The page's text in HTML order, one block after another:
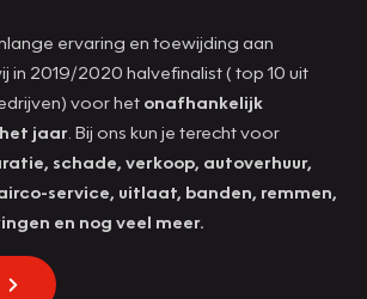
ervaring en toewijding aan
in 2019/2020 halvefinalist ( top 10 uit
voor het onafhankelijk
jaar . Bij ons kun je terecht voor
schade, verkoop, autoverhuur,
service, uitlaat, banden, remmen,
en nog veel meer.